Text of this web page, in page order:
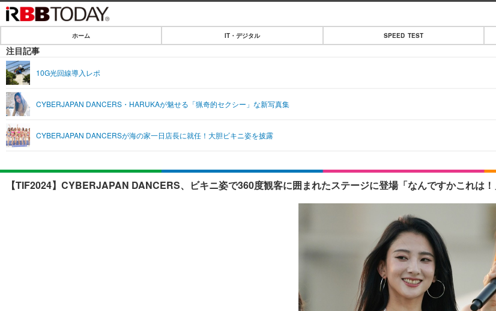
IT・デジタル
ショッピング
SPEED TEST
エンタメ
エンタメTOP
音楽
ライフ
ライフTOP
ペット
リリース一覧
ホーム IT・デジタル SPEED TEST
注目記事
10G光回線導入レポ
CYBERJAPAN DANCERS・HARUKAが魅せる「猟奇的セクシー」な新写真集
CYBERJAPAN DANCERSが海の家一日店長に就任！大胆ビキニ姿を披露
【TIF2024】CYBERJAPAN DANCERS、ビキニ姿で360度観客に囲まれたステージに登場「なんですかこれは